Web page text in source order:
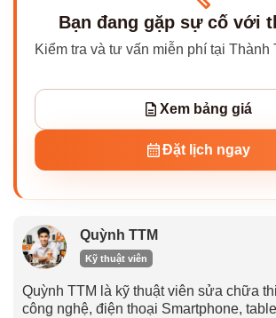
Bạn đang gặp sự cố với
Kiểm tra và tư vấn miễn phí tại Thành
Xem bảng giá
Đặt lịch ngay
Quỳnh TTM
Kỹ thuật viên
Quỳnh TTM là kỹ thuật viên sửa chữa
công nghệ, điện thoại Smartphone,